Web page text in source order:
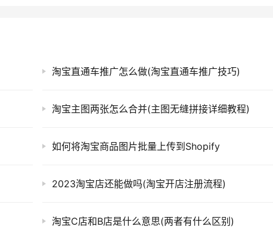
淘宝直通车推广怎么做(淘宝直通车推广技巧)
淘宝主图两张怎么合并(主图无缝拼接详细教程)
如何将淘宝商品图片批量上传到Shopify
2023淘宝店还能做吗(淘宝开店注册流程)
淘宝C店和B店是什么意思(两者有什么区别)